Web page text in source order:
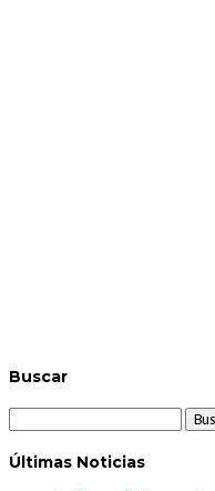
Buscar
Últimas Noticias